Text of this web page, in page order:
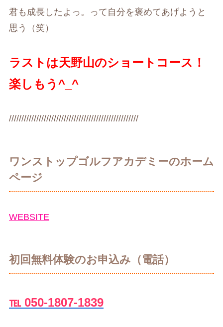
君も成長したよっ。って自分を褒めてあげようと
思う（笑）
ラストは天野山のショートコース！
楽しもう^_^
////////////////////////////////////////////////////
ワンストップゴルフアカデミーのホーム
ページ
WEBSITE
初回無料体験のお申込み（電話）
℡ 050-1807-1839